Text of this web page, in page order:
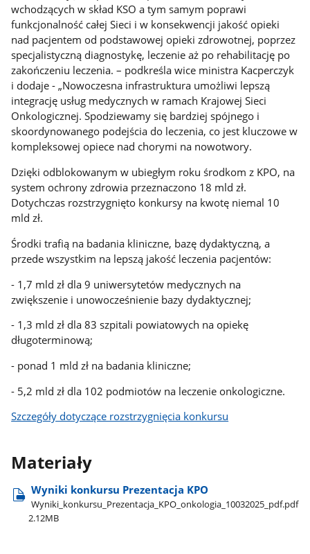
wchodzących w skład KSO a tym samym poprawi
funkcjonalność całej Sieci i w konsekwencji jakość opieki
nad pacjentem od podstawowej opieki zdrowotnej, poprzez
specjalistyczną diagnostykę, leczenie aż po rehabilitację po
zakończeniu leczenia. – podkreśla wice ministra Kacperczyk
i dodaje - „Nowoczesna infrastruktura umożliwi lepszą
integrację usług medycznych w ramach Krajowej Sieci
Onkologicznej. Spodziewamy się bardziej spójnego i
skoordynowanego podejścia do leczenia, co jest kluczowe w
kompleksowej opiece nad chorymi na nowotwory.
Dzięki odblokowanym w ubiegłym roku środkom z KPO, na
system ochrony zdrowia przeznaczono 18 mld zł.
Dotychczas rozstrzygnięto konkursy na kwotę niemal 10
mld zł.
Środki trafią na badania kliniczne, bazę dydaktyczną, a
przede wszystkim na lepszą jakość leczenia pacjentów:
- 1,7 mld zł dla 9 uniwersytetów medycznych na
zwiększenie i unowocześnienie bazy dydaktycznej;
- 1,3 mld zł dla 83 szpitali powiatowych na opiekę
długoterminową;
- ponad 1 mld zł na badania kliniczne;
- 5,2 mld zł dla 102 podmiotów na leczenie onkologiczne.
Szczegóły dotyczące rozstrzygnięcia konkursu
Materiały
Wyniki konkursu Prezentacja KPO
Wyniki​_konkursu​_Prezentacja​_KPO​_onkologia​_10032025​_pdf.pdf
2.12MB